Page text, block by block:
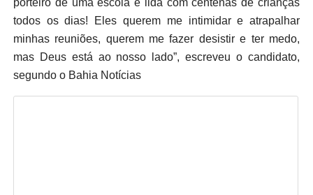
porteiro de uma escola e lida com centenas de crianças
todos os dias! Eles querem me intimidar e atrapalhar
minhas reuniões, querem me fazer desistir e ter medo,
mas Deus está ao nosso lado”, escreveu o candidato,
segundo o Bahia Notícias